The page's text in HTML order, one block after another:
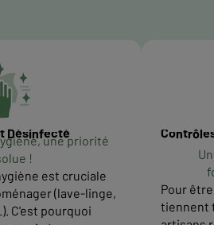
Désinfectéune priorité
!
est cruciale
(lave-linge,
C'est pourquoi
Pour
tiennent